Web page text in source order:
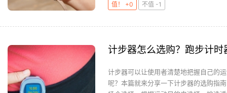
值！ +0
不值 -1
计步器怎么选购？跑步计时
计步器可以让使用者清楚地把握自己的
呢？本篇就来分享一下计步器的选购指